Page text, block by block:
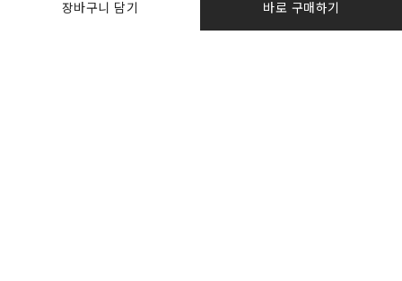
장바구니 담기 바로 구매하기